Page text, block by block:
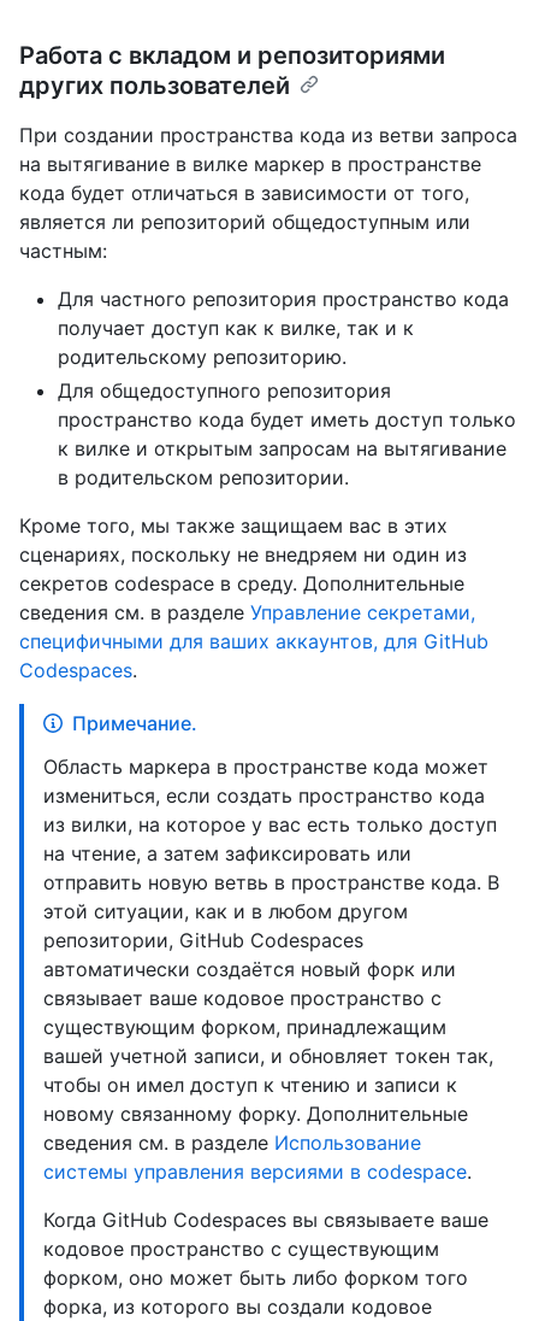
Работа с вкладом и репозиториями
других пользователей
При создании пространства кода из ветви запроса
на вытягивание в вилке маркер в пространстве
кода будет отличаться в зависимости от того,
является ли репозиторий общедоступным или
частным:
Для частного репозитория пространство кода
получает доступ как к вилке, так и к
родительскому репозиторию.
Для общедоступного репозитория
пространство кода будет иметь доступ только
к вилке и открытым запросам на вытягивание
в родительском репозитории.
Кроме того, мы также защищаем вас в этих
сценариях, поскольку не внедряем ни один из
секретов codespace в среду. Дополнительные
сведения см. в разделе Управление секретами,
специфичными для ваших аккаунтов, для GitHub
Codespaces.
Примечание.
Область маркера в пространстве кода может
измениться, если создать пространство кода
из вилки, на которое у вас есть только доступ
на чтение, а затем зафиксировать или
отправить новую ветвь в пространстве кода. В
этой ситуации, как и в любом другом
репозитории, GitHub Codespaces
автоматически создаётся новый форк или
связывает ваше кодовое пространство с
существующим форком, принадлежащим
вашей учетной записи, и обновляет токен так,
чтобы он имел доступ к чтению и записи к
новому связанному форку. Дополнительные
сведения см. в разделе Использование
системы управления версиями в codespace.
Когда GitHub Codespaces вы связываете ваше
кодовое пространство с существующим
форком, оно может быть либо форком того
форка, из которого вы создали кодовое